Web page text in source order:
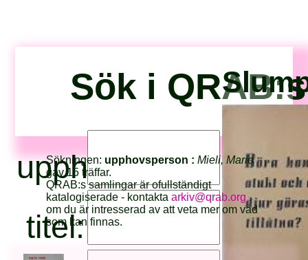
Sök i
upphovsperson:
titel:
Sökningen: upphovsperson :Mieli, Mario
gav 15 träffar.
QRAB:s samlingar är ofullständigt
katalogiserade - kontaktaarkiv@qrab.org
om du är intresserad av att veta mer om vad
som kan finnas.